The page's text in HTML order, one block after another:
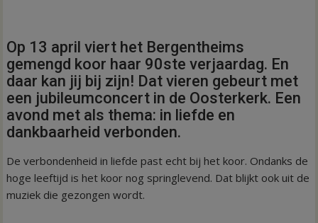
Op 13 april viert het Bergentheims
gemengd koor haar 90ste verjaardag. En
daar kan jij bij zijn! Dat vieren gebeurt met
een jubileumconcert in de Oosterkerk. Een
avond met als thema: in liefde en
dankbaarheid verbonden.
De verbondenheid in liefde past echt bij het koor. Ondanks de
hoge leeftijd is het koor nog springlevend. Dat blijkt ook uit de
muziek die gezongen wordt.